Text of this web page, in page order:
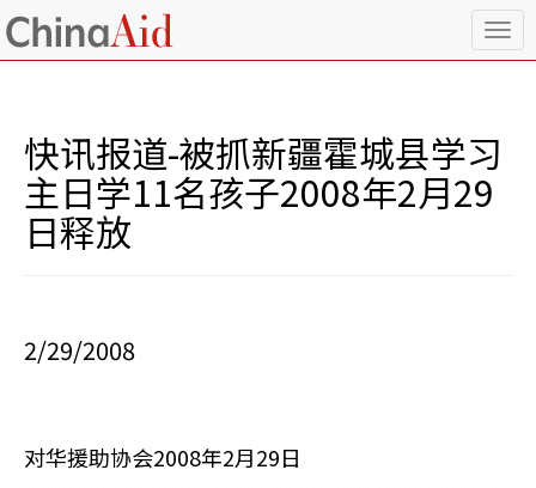
T
o
e
快讯报道-被抓新疆霍城县学习
主日学11名孩子2008年2月29
日释放
2/29/2008
对华援助协会2008年2月29日